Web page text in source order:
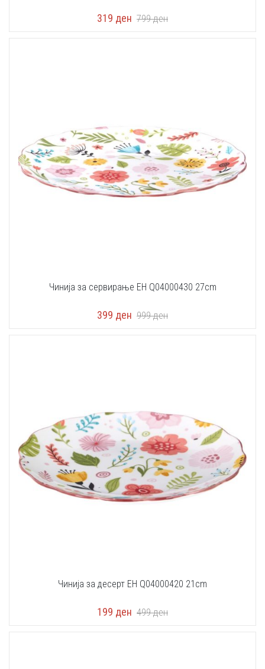
319 ден 799ден
Чинија за сервирање EH Q04000430 27cm
399 ден 999ден
Чинија за десерт EH Q04000420 21cm
199 ден 499ден